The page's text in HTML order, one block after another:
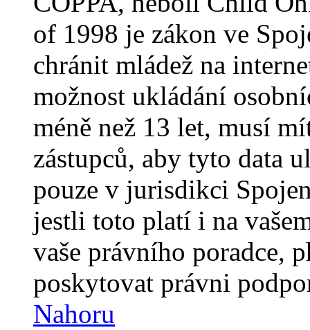
of 1998 je zákon ve
chránit mládež na
možnost ukládání
méně než 13 let, musí
zástupců, aby tyto data
pouze v jurisdikci
jestli toto platí i na
vaše právního poradce,
poskytovat právni
Nahoru